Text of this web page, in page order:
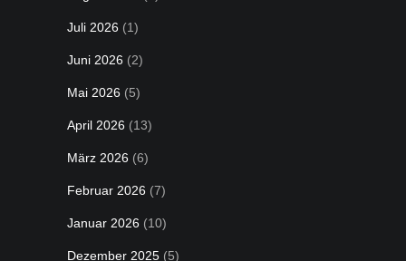
Juli 2026 (1)
Juni 2026 (2)
Mai 2026 (5)
April 2026 (13)
März 2026 (6)
Februar 2026 (7)
Januar 2026 (10)
Dezember 2025 (5)